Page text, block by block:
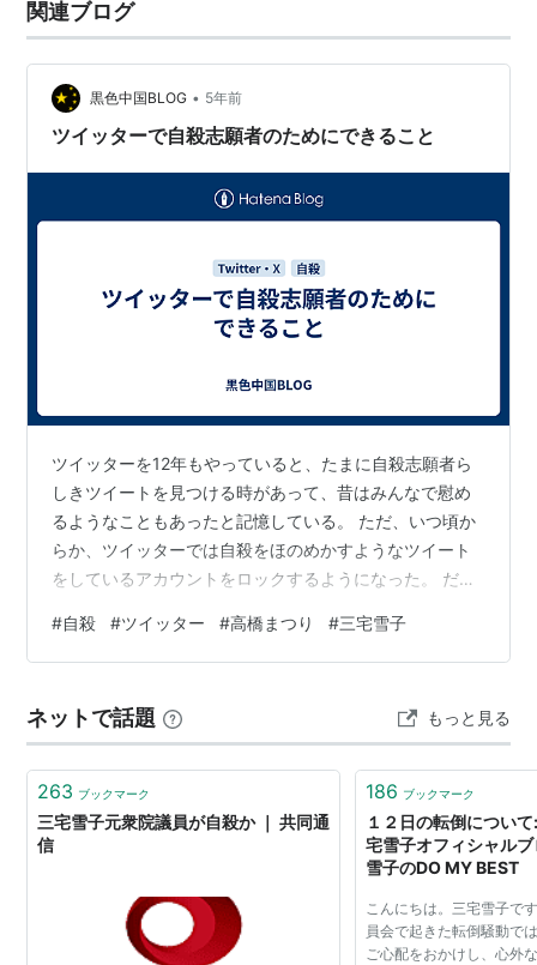
2012年7月、民主党を離党し、国民の生活が第一結党に
加わる。
同年11月、国民の生活が第一
合流に伴い、旧日本未来の党所属に。
同年12月、衆議院議員総選挙において千葉4区から旧日
公認で立候補し、総理大臣・
7月、参議院議員通常選挙において比例区
公認で立候補したが、落選。
関連ブログ
黒色中国BLOG • 5年前
ツイッターで自殺志願者のためにできること
ツイッターを12年もやっていると、たまに自殺志願者ら
しきツイートを見つける時があって、昔はみんなで慰め
るようなこともあったと記憶している。 ただ、いつ頃か
らか、ツイッターでは自殺をほのめかすようなツイート
をしているアカウントをロックするようになった。 だか
ら、自殺をほのめかすようなツイートを見たのだった。
#自殺 #ツイッター #高橋まつり #三宅雪子
ネットで話題 もっと見る
263 ブックマーク
三宅雪子元衆院議員が自殺か ｜ 共同通
信
186 ブックマーク
１２日の転倒につい
宅雪子オフィ
雪子のDO MY BEST
こんにちは。三宅雪子で
員会で起きた転倒騒動で
ご心配をおかけし、心外